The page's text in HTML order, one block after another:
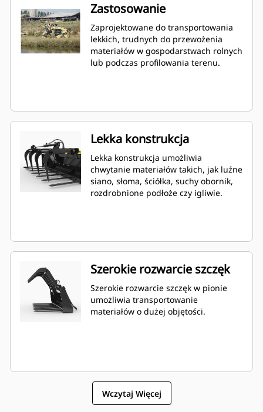
Zastosowanie
Zaprojektowane do transportowania
lekkich, trudnych do przewożenia
materiałów w gospodarstwach rolnych
lub podczas profilowania terenu.
Lekka konstrukcja
Lekka konstrukcja umożliwia
chwytanie materiałów takich, jak luźne
siano, słoma, ściółka, suchy obornik,
rozdrobnione podłoże czy igliwie.
Szerokie rozwarcie szczęk
Szerokie rozwarcie szczęk w pionie
umożliwia transportowanie
materiałów o dużej objętości.
Wczytaj Więcej